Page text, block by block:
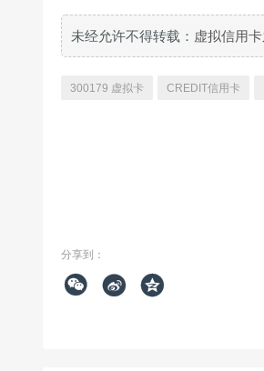
未经允许不得转载： 虚拟信用
300179 虚拟卡 CREDIT信用卡
分享到：
  